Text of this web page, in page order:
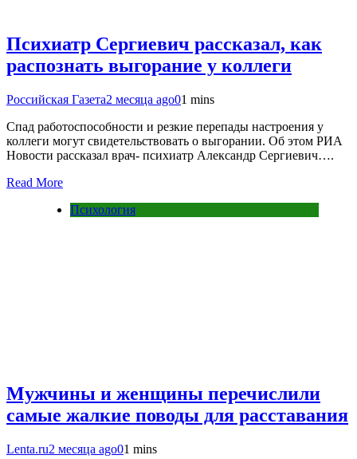
Психиатр Сергиевич рассказал, как
распознать выгорание у коллеги
Российская Газета2 месяца ago01 mins
Спад работоспособности и резкие перепады настроения у
коллеги могут свидетельствовать о выгорании. Об этом РИА
Новости рассказал врач- психиатр Александр Сергиевич….
Read More
Психология
Мужчины и женщины перечислили
самые жалкие поводы для расставания
Lenta.ru2 месяца ago01 mins